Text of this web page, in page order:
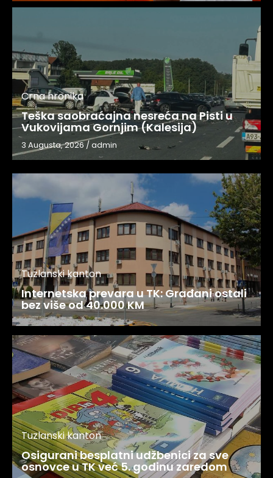
Crna hronika
Teška saobraćajna nesreća na Pisti u
Vukovijama Gornjim (Kalesija)
3 Augusta, 2026/admin
Tuzlanski kanton
Internetska prevara u TK: Građani ostali
bez više od 40.000 KM
Tuzlanski kanton
Osigurani besplatni udžbenici za sve
osnovce u TK već 5. godinu zaredom